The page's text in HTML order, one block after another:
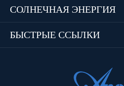
СОЛНЕЧНАЯ ЭНЕРГИЯ
БЫСТРЫЕ ССЫЛКИ